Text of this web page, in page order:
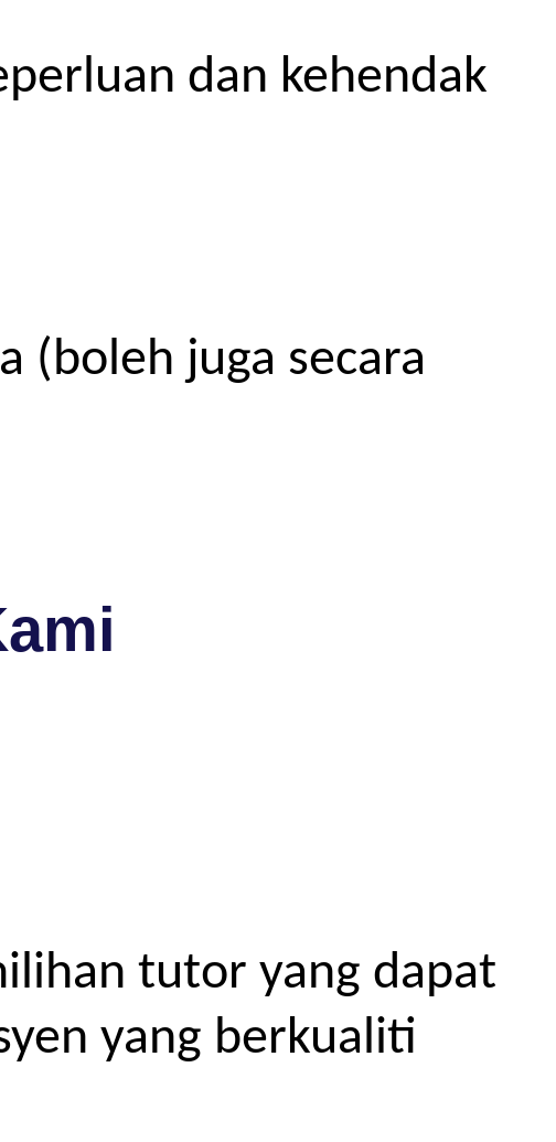
dan kehendak
(boleh juga secara
tutor yang dapat
yang berkualiti